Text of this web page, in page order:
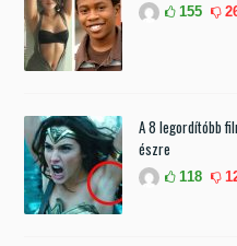
155
A 8 legordítóbb
észre
118